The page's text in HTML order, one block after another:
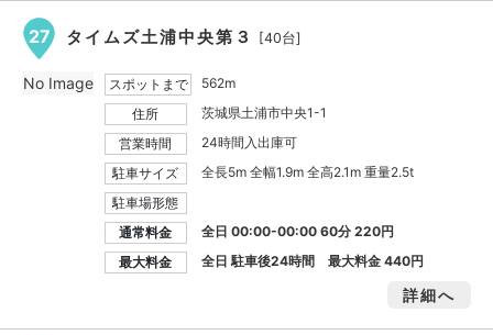
27 タイムズ土浦中央第３ [40台]
スポットまで
562m
住所
茨城県土浦市中央1-1
営業時間
24時間入出庫可
駐車サイズ
全長5m 全幅1.9m 全高2.1m 重量2.5t
駐車場形態
通常料金
全日 00:00-00:00 60分 220円
最大料金
全日 駐車後24時間 最大料金440円
詳細へ
No Image